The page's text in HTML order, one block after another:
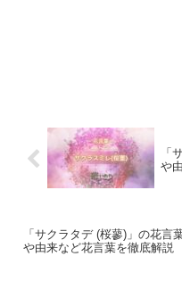
「
や
「サクラタデ (桜蓼)」の花言
や由来など花言葉を徹底解説